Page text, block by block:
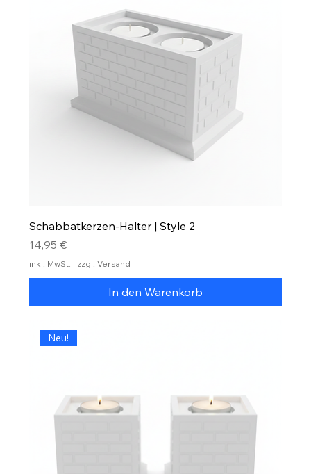
Schabbatkerzen-Halter | Style 2
Preis
14,95 €
inkl. MwSt. | zzgl. Versand
In den Warenkorb
Neu!